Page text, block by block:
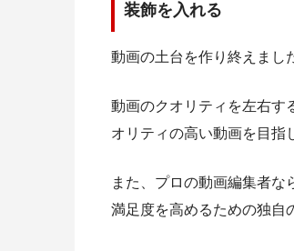
装飾を入れる
動画の土台を作り終えまし
動画のクオリティを左右す
オリティの高い動画を目指
また、プロの動画編集者
満足度を高めるための独自